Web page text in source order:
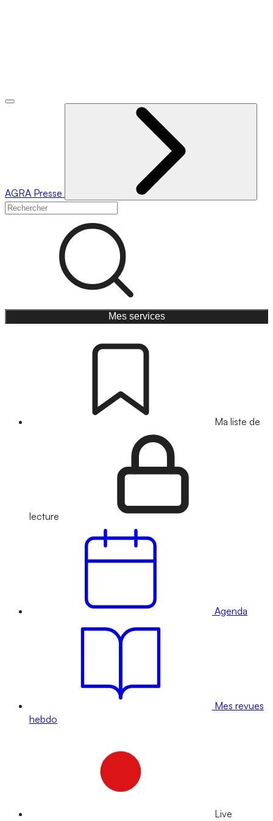
AGRA Presse
Mes services
Ma liste de
lecture
Agenda
Mes revues
hebdo
Live